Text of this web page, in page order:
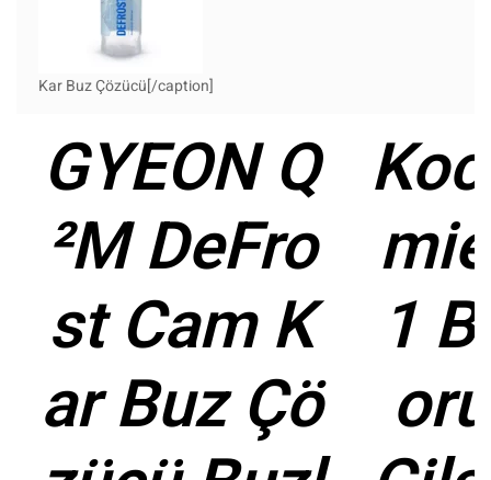
Kar Buz Çözücü[/caption]
GYEON Q
²M DeFro
st Cam K
ar Buz Çö
1